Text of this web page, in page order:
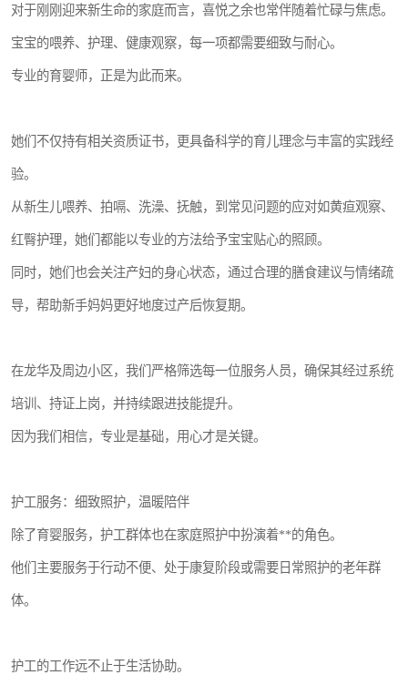
对于刚刚迎来新生命的家庭而言，喜悦之余也常伴随着忙碌与焦虑。
宝宝的喂养、护理、健康观察，每一项都需要细致与耐心。
专业的育婴师，正是为此而来。
她们不仅持有相关资质证书，更具备科学的育儿理念与丰富的实践经
验。
从新生儿喂养、拍嗝、洗澡、抚触，到常见问题的应对如黄疸观察、
红臀护理，她们都能以专业的方法给予宝宝贴心的照顾。
同时，她们也会关注产妇的身心状态，通过合理的膳食建议与情绪疏
导，帮助新手妈妈更好地度过产后恢复期。
在龙华及周边小区，我们严格筛选每一位服务人员，确保其经过系统
培训、持证上岗，并持续跟进技能提升。
因为我们相信，专业是基础，用心才是关键。
护工服务：细致照护，温暖陪伴
除了育婴服务，护工群体也在家庭照护中扮演着**的角色。
他们主要服务于行动不便、处于康复阶段或需要日常照护的老年群
体。
护工的工作远不止于生活协助。